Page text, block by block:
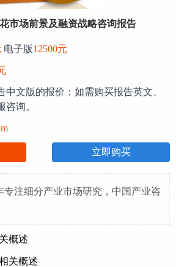
市场前景及融资战略咨询报告
电子版12500元
中文版的报价；如需购买报告英文、
咨询。
立即购买
专注细分产业市场研究，中国产业咨
概述
关概述